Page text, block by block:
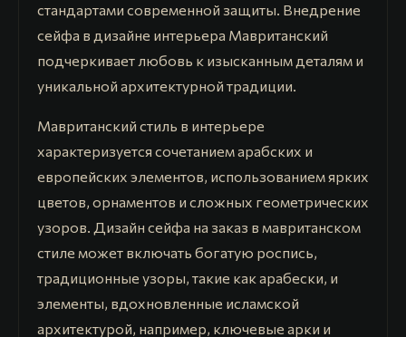
стандартами современной защиты. Внедрение
сейфа в дизайне интерьера Мавританский
подчеркивает любовь к изысканным деталям и
уникальной архитектурной традиции.
Мавританский стиль в интерьере
характеризуется сочетанием арабских и
европейских элементов, использованием ярких
цветов, орнаментов и сложных геометрических
узоров. Дизайн сейфа на заказ в мавританском
стиле может включать богатую роспись,
традиционные узоры, такие как арабески, и
элементы, вдохновленные исламской
архитектурой, например, ключевые арки и